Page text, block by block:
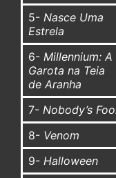
5- Nasce Uma
Estrela
6- Millennium: A
Garota na Teia
de Aranha
7- Nobody’s
8- Venom
9- Halloween